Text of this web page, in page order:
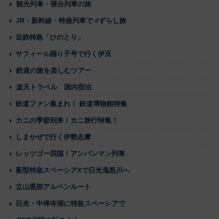
観光列車・寝台列車の旅
JR・新幹線・特急列車で #ずらし旅
近鉄特急「ひのとり」
サフィール踊り子号で行く伊豆
鉄道の旅を楽しむツアー
楽天トラベル 国内宿泊
鉄道ファン集まれ！ 鉄道博物館特集
カニの季節到来！カニ旅行特集！
しまかぜで行く伊勢志摩
レッツゴー四国！アンパンマン列車
新型特急スペーシアXで日光鬼怒川へ
立山黒部アルペンルート
日光・中禅寺湖に特急スペーシアで